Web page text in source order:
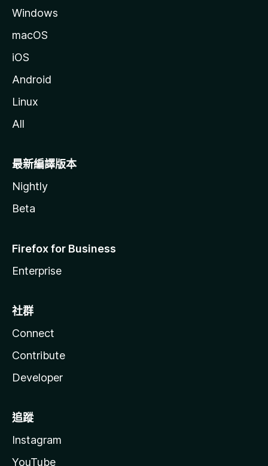
Windows
macOS
iOS
Android
Linux
All
最新編譯版本
Nightly
Beta
Firefox for Business
Enterprise
社群
Connect
Contribute
Developer
追蹤
Instagram
YouTube